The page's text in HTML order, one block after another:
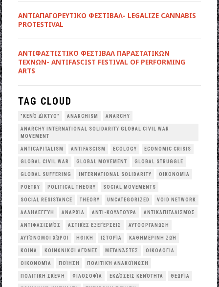
ΑΝΤΙΑΠΑΓΟΡΕΥΤΙΚΟ ΦΕΣΤΙΒΑΛ- LEGALIZE CANNABIS
PROTESTIVAL
ANTIΦΑΣΤΙΣΤΙΚΟ ΦΕΣΤΙΒΑΛ ΠΑΡΑΣΤΑΤΙΚΩΝ
ΤΕΧΝΩΝ- ANTIFASCIST FESTIVAL OF PERFORMING
ARTS
TAG CLOUD
"ΚΕΝΌ ΔΊΚΤΥΟ" ANARCHISM ANARCHY
ANARCHY INTERNATIONAL SOLIDARITY GLOBAL CIVIL WAR
MOVEMENT
ANTICAPITALISM ANTIFASCISM ECOLOGY ECONOMIC CRISIS
GLOBAL CIVIL WAR GLOBAL MOVEMENT GLOBAL STRUGGLE
GLOBAL SUFFERING INTERNATIONAL SOLIDARITY OΙΚΟΝΟΜΊΑ
POETRY POLITICAL THEORY SOCIAL MOVEMENTS
SOCIAL RESISTANCE THEORY UNCATEGORIZED VOID NETWORK
ΑΛΛΗΛΕΓΓΎΗ ΑΝΑΡΧΊΑ ΑΝΤΙ-ΚΟΥΛΤΟΎΡΑ ΑΝΤΙΚΑΠΙΤΑΛΙΣΜΌΣ
ΑΝΤΙΦΑΣΙΣΜΌΣ ΑΣΤΙΚΈΣ ΕΞΕΓΈΡΣΕΙΣ ΑΥΤΟΟΡΓΆΝΩΣΗ
ΑΥΤΌΝΟΜΟΙ ΧΏΡΟΙ ΗΘΙΚΉ ΙΣΤΟΡΊΑ ΚΑΘΗΜΕΡΙΝΉ ΖΩΉ
ΚΟΙΝΆ ΚΟΙΝΩΝΙΚΟΊ ΑΓΏΝΕΣ ΜΕΤΑΝΆΣΤΕΣ ΟΙΚΟΛΟΓΙΑ
ΟΙΚΟΝΟΜΊΑ ΠΟΊΗΣΗ ΠΟΛΙΤΙΚΉ ΑΝΑΚΟΊΝΩΣΗ
ΠΟΛΙΤΙΚΉ ΣΚΈΨΗ ΦΙΛΟΣΟΦΊΑ ΕΚΔΌΣΕΙΣ ΚΕΝΌΤΗΤΑ ΘΕΩΡΊΑ